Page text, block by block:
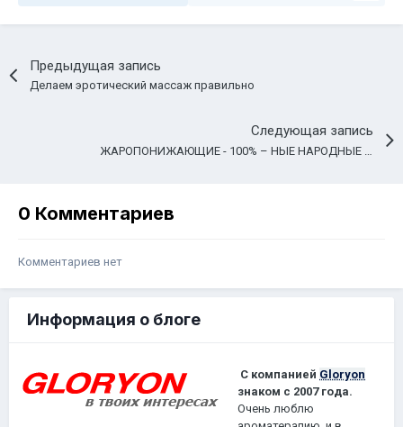
Предыдущая запись
Делаем эротический массаж правильно
Следующая запись
0 Комментариев
Комментариев нет
Информация о блоге
С компанией Gloryon
знаком с 2007 года.
Очень люблю